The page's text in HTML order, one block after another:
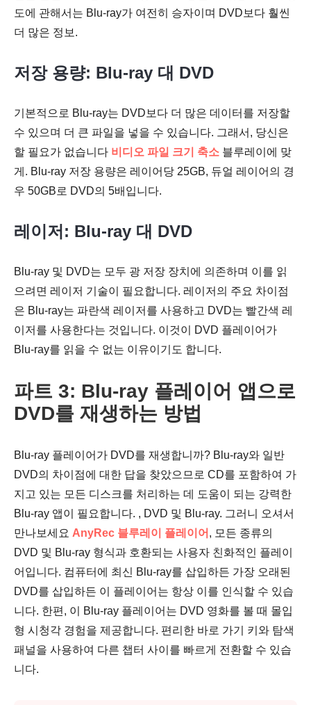
도에 관해서는 Blu-ray가 여전히 승자이며 DVD보다 훨씬
더 많은 정보.
저장 용량: Blu-ray 대 DVD
기본적으로 Blu-ray는 DVD보다 더 많은 데이터를 저장할
수 있으며 더 큰 파일을 넣을 수 있습니다. 그래서, 당신은
할 필요가 없습니다 비디오 파일 크기 축소 블루레이에 맞
게. Blu-ray 저장 용량은 레이어당 25GB, 듀얼 레이어의 경
우 50GB로 DVD의 5배입니다.
레이저: Blu-ray 대 DVD
Blu-ray 및 DVD는 모두 광 저장 장치에 의존하며 이를 읽
으려면 레이저 기술이 필요합니다. 레이저의 주요 차이점
은 Blu-ray는 파란색 레이저를 사용하고 DVD는 빨간색 레
이저를 사용한다는 것입니다. 이것이 DVD 플레이어가
Blu-ray를 읽을 수 없는 이유이기도 합니다.
파트 3: Blu-ray 플레이어 앱으로
DVD를 재생하는 방법
Blu-ray 플레이어가 DVD를 재생합니까? Blu-ray와 일반
DVD의 차이점에 대한 답을 찾았으므로 CD를 포함하여 가
지고 있는 모든 디스크를 처리하는 데 도움이 되는 강력한
Blu-ray 앱이 필요합니다. , DVD 및 Blu-ray. 그러니 오셔서
만나보세요 AnyRec 블루레이 플레이어 , 모든 종류의
DVD 및 Blu-ray 형식과 호환되는 사용자 친화적인 플레이
어입니다. 컴퓨터에 최신 Blu-ray를 삽입하든 가장 오래된
DVD를 삽입하든 이 플레이어는 항상 이를 인식할 수 있습
니다. 한편, 이 Blu-ray 플레이어는 DVD 영화를 볼 때 몰입
형 시청각 경험을 제공합니다. 편리한 바로 가기 키와 탐색
패널을 사용하여 다른 챕터 사이를 빠르게 전환할 수 있습
니다.